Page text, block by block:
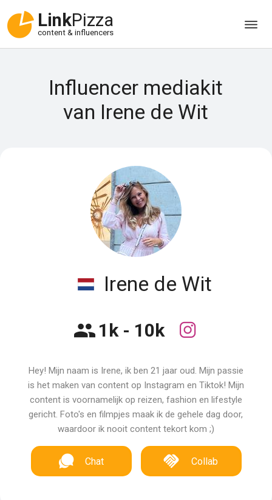
LinkPizza
content & influencers
Influencer mediakit
van Irene de Wit
Irene de Wit
1k - 10k
Hey! Mijn naam is Irene, ik ben 21 jaar oud. Mijn passie
is het maken van content op Instagram en Tiktok! Mijn
content is voornamelijk op reizen, fashion en lifestyle
gericht. Foto's en filmpjes maak ik de gehele dag door,
waardoor ik nooit content tekort kom ;)
Chat Collab